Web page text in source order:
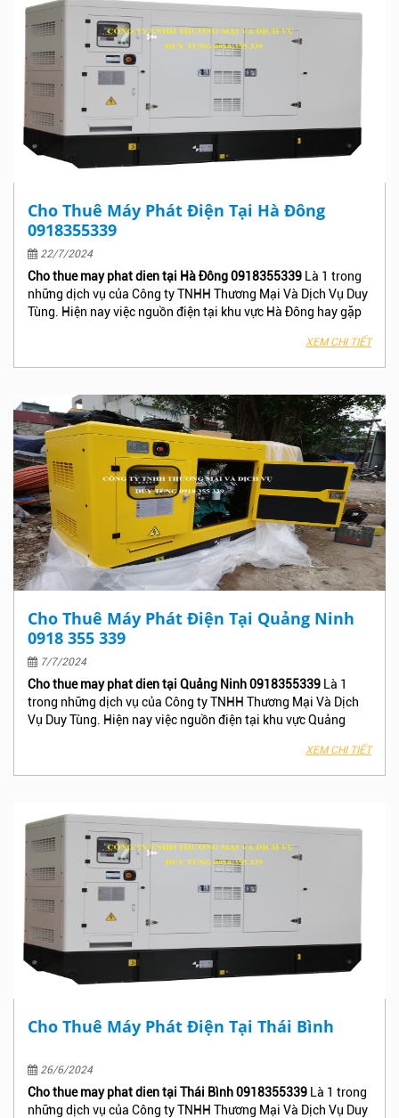
tại Lào Cai!
Cho Thuê Máy Phát Điện Tại Hà Đông
0918355339
22/7/2024
Cho thue may phat dien tại Hà Đông 0918355339 Là 1 trong
những dịch vụ của Công ty TNHH Thương Mại Và Dịch Vụ Duy
Tùng. Hiện nay việc nguồn điện tại khu vực Hà Đông hay gặp
trước làm ảnh hưởng đến công việc , Phân xưởng – Nhà máy,
Công trình, Khách sạn hay Tòa nhà văn phòng của bạn, Hãy
Vụ Duy Tùng để nhận được báo giá và dịch vụ tốt nhất tại Hà
Đông!
XEM CHI TIẾT
Cho Thuê Máy Phát Điện Tại Quảng Ninh
0918 355 339
7/7/2024
Cho thue may phat dien tại Quảng Ninh 0918355339 Là 1
trong những dịch vụ của Công ty TNHH Thương Mại Và Dịch
Vụ Duy Tùng. Hiện nay việc nguồn điện tại khu vực Quảng
thông báo trước làm ảnh hưởng đến công việc , Phân xưởng –
Nhà máy, Công trình, Khách sạn hay Tòa nhà văn phòng của
tại Quảng Ninh!
XEM CHI TIẾT
Cho Thuê Máy Phát Điện Tại Thái Bình
26/6/2024
Cho thue may phat dien tại Thái Bình 0918355339 Là 1 trong
những dịch vụ của Công ty TNHH Thương Mại Và Dịch Vụ Duy